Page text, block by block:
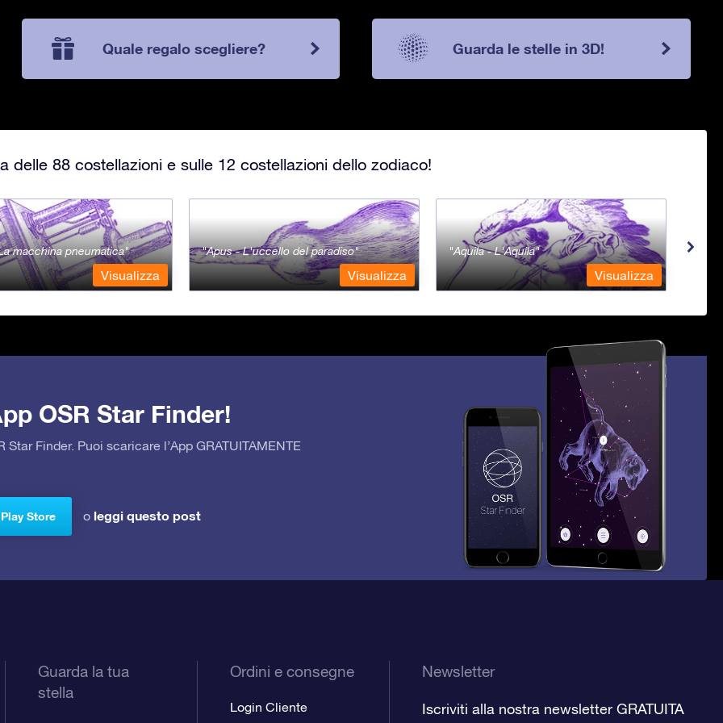
Quale regalo scegliere? Guarda le stelle in 3D!
delle 88 costellazioni e sulle 12 costellazioni dello zodiaco!
macchina pneumatica
Visualizza
Apus - L'uccello del paradiso
Visualizza
Aquila - L'Aquila
Visualizza
OSR Star Finder!
Finder. Puoi scaricare l’App GRATUITAMENTE
Store o leggi questo post
Guarda la tua
stella
Ordini e consegne
Login Cliente
Newsletter
Iscriviti alla nostra newsletter GRATUITA